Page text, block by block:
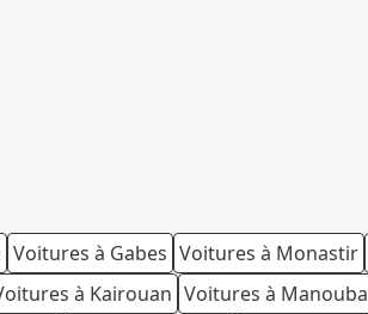
Voitures à Gabes Voitures à Monastir
à Kairouan Voitures à Manouba